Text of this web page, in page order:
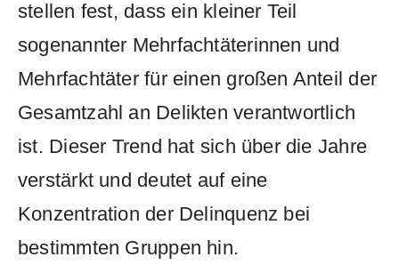
stellen fest, dass ein kleiner Teil
sogenannter Mehrfachtäterinnen und
Mehrfachtäter für einen großen Anteil der
Gesamtzahl an Delikten verantwortlich
ist. Dieser Trend hat sich über die Jahre
verstärkt und deutet auf eine
Konzentration der Delinquenz bei
bestimmten Gruppen hin.